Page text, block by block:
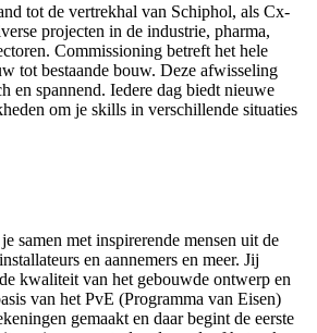
tot de vertrekhal van Schiphol, als Cx-
projecten in de industrie, pharma,
Commissioning betreft het hele
tot bestaande bouw. Deze afwisseling
en spannend. Iedere dag biedt nieuwe
om je skills in verschillende situaties
samen met inspirerende mensen uit de
en aannemers en meer. Jij
kwaliteit van het gebouwde ontwerp en
van het PvE (Programma van Eisen)
gemaakt en daar begint de eerste